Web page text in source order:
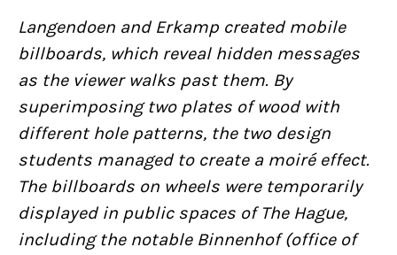
Langendoen and Erkamp created mobile
billboards, which reveal hidden messages
as the viewer walks past them. By
superimposing two plates of wood with
different hole patterns, the two design
students managed to create a moiré effect.
The billboards on wheels were temporarily
displayed in public spaces of The Hague,
including the notable Binnenhof (office of